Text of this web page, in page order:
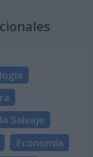
Salvaje
Economía